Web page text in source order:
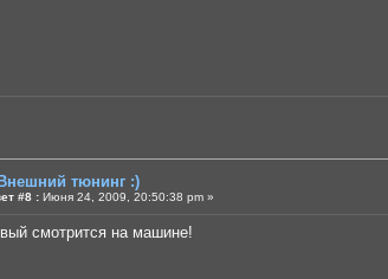
тюнинг :)
#8 : Июня 24, 2009, 20:50:38 pm »
смотрится на машине!